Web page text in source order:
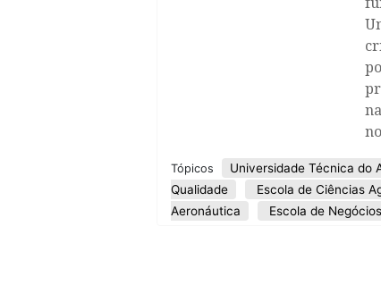
Tópicos Universidade Técnica do
Qualidade
Escola de Ciências
Aeronáutica
Escola de Negócios